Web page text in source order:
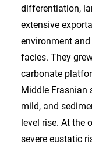
differentiation,
extensive
environment
facies. They
carbonate
Middle Frasnian
mild, and
level rise. At the
severe eustatic